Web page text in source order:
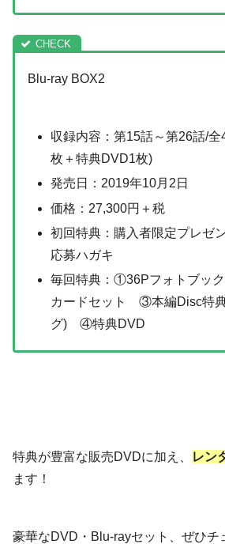
Blu-ray BOX2
収録内容：第15話～第26話/
枚＋特典DVD1枚)
発売日：2019年10月2日
価格：27,300円＋税
初回特典：購入者限定プレゼ
応募ハガキ
毎回特典：①36Pフォトブッ
カードセット ③本編Disc特
グ) ④特典DVD
特典が豊富な販売DVDに加え、 レン
ます！
豪華なDVD・Blu-rayセット、ぜひチ